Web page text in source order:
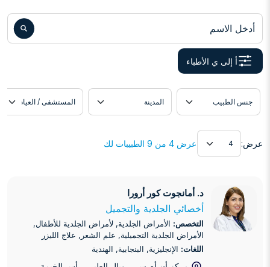
أدخل الاسم
أ إلى ي الأطباء
عرض:
عرض
عرض 4 من 9 الطبيبات لك
د. أمانجوت كور أرورا
د. أمانجوت كور أرورا
أخصائي الجلدية والتجميل
التخصص: الأمراض الجلدية, لأمراض الجلدية للأطفال,
الأمراض الجلدية التجميلية, علم الشعر, علاج الليزر
اللغات: الإنجليزية, البنجابية, الهندية